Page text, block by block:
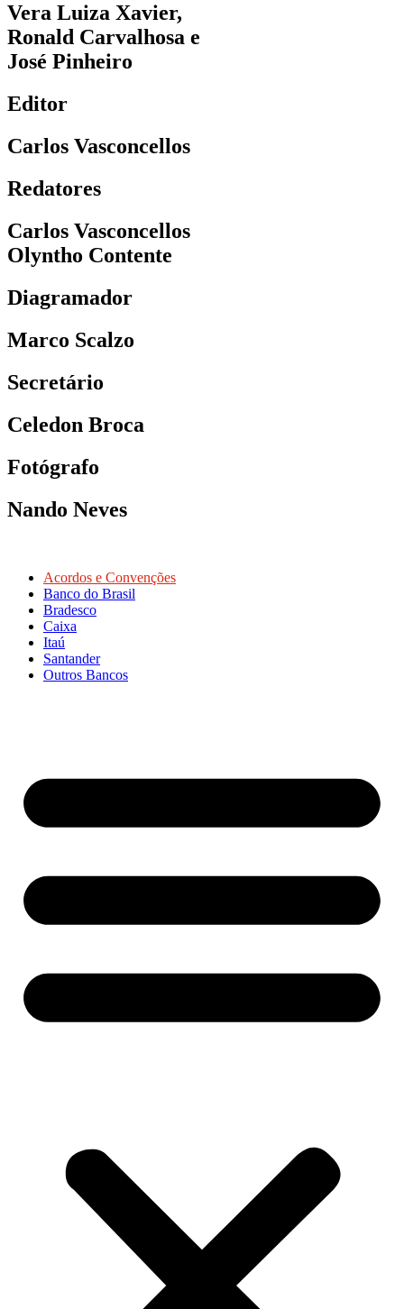
Vera Luiza Xavier,
Ronald Carvalhosa e
José Pinheiro
Editor
Carlos Vasconcellos
Redatores
Carlos Vasconcellos
Olyntho Contente
Diagramador
Marco Scalzo
Secretário
Celedon Broca
Fotógrafo
Nando Neves
Acordos e Convenções
Banco do Brasil
Bradesco
Caixa
Itaú
Santander
Outros Bancos